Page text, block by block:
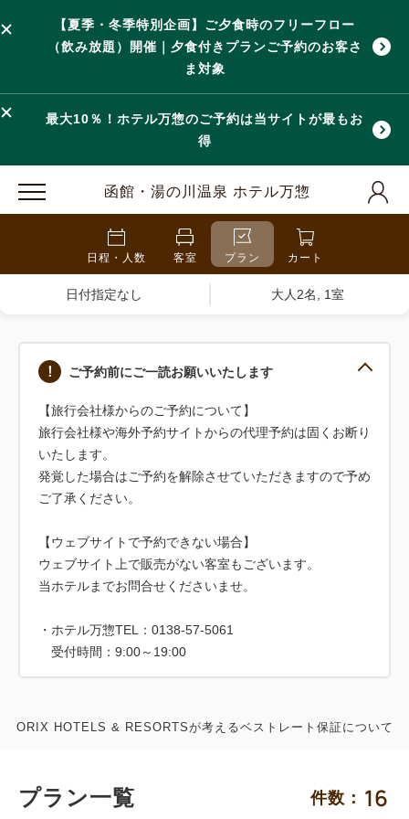
【夏季・冬季特別企画】ご夕食時のフリーフロー
（飲み放題）開催｜夕食付きプランご予約のお客さ
ま対象
最大10％！ホテル万惣のご予約は当サイトが最もお
得
函館・湯の川温泉 ホテル万惣
日程・人数 客室 プラン カート
日付指定なし 大人2名, 1室
ご予約前にご一読お願いいたします
【旅行会社様からのご予約について】
旅行会社様や海外予約サイトからの代理予約は固くお断り
いたします。
発覚した場合はご予約を解除させていただきますので予め
ご了承ください。
【ウェブサイトで予約できない場合】
ウェブサイト上で販売がない客室もございます。
当ホテルまでお問合せくださいませ。
・ホテル万惣TEL：0138-57-5061
ORIX HOTELS & RESORTSが考えるベストレート保証について
プラン一覧 件数： 16